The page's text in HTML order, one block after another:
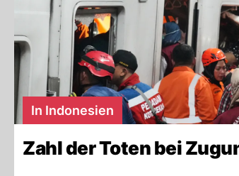
In Indonesien
Zahl der Toten bei